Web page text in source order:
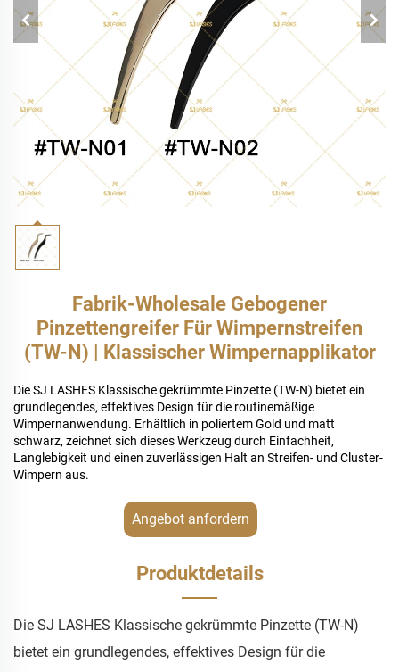
Fabrik-Wholesale Gebogener
Pinzettengreifer Für Wimpernstreifen
(TW-N) | Klassischer Wimpernapplikator
Die SJ LASHES Klassische gekrümmte Pinzette (TW-N) bietet ein
grundlegendes, effektives Design für die routinemäßige
Wimpernanwendung. Erhältlich in poliertem Gold und matt
schwarz, zeichnet sich dieses Werkzeug durch Einfachheit,
Langlebigkeit und einen zuverlässigen Halt an Streifen- und Cluster-
Wimpern aus.
Angebot anfordern
Produktdetails
Die SJ LASHES Klassische gekrümmte Pinzette (TW-N)
bietet ein grundlegendes, effektives Design für die